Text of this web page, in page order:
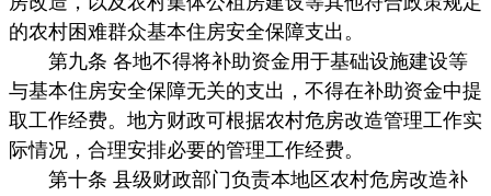
的农村困难群众基本住房安全保障支出。
第九条 各地不得将补助资金用于基础设施建设等
与基本住房安全保障无关的支出，不得在补助资金中提
取工作经费。地方财政可根据农村危房改造管理工作实
际情况，合理安排必要的管理工作经费。
第十条 县级财政部门负责本地区农村危房改造补